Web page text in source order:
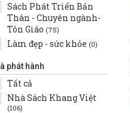
Sách Phát Triển Bản
Thân - Chuyên ngành-
Tôn Giáo (75)
Làm đẹp - sức khỏe (0)
phát hành
Tất cả
Nhà Sách Khang Việt
(106)